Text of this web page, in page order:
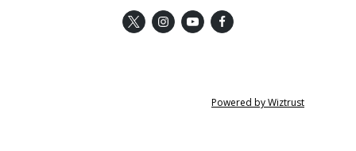
Powered by Wiztrust